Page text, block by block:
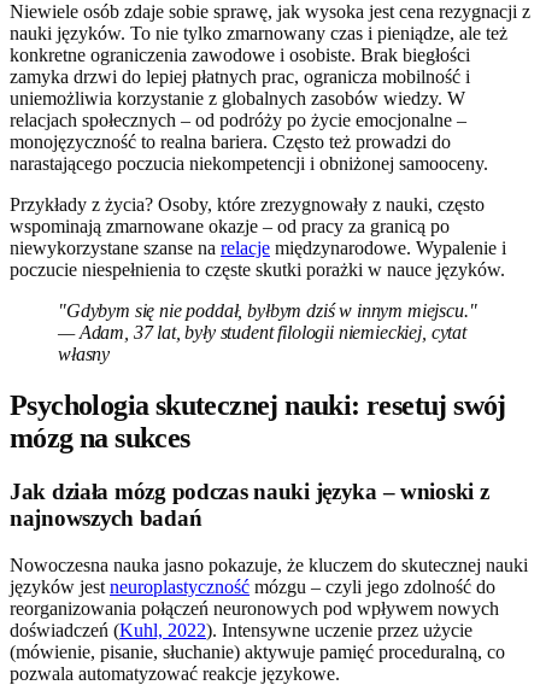
Niewiele osób zdaje sobie sprawę, jak wysoka jest cena rezygnacji z
nauki języków. To nie tylko zmarnowany czas i pieniądze, ale też
konkretne ograniczenia zawodowe i osobiste. Brak biegłości
zamyka drzwi do lepiej płatnych prac, ogranicza mobilność i
uniemożliwia korzystanie z globalnych zasobów wiedzy. W
relacjach społecznych – od podróży po życie emocjonalne –
monojęzyczność to realna bariera. Często też prowadzi do
narastającego poczucia niekompetencji i obniżonej samooceny.
Przykłady z życia? Osoby, które zrezygnowały z nauki, często
wspominają zmarnowane okazje – od pracy za granicą po
niewykorzystane szanse na relacje międzynarodowe. Wypalenie i
poczucie niespełnienia to częste skutki porażki w nauce języków.
"Gdybym się nie poddał, byłbym dziś w innym miejscu."
— Adam, 37 lat, były student filologii niemieckiej, cytat
własny
Psychologia skutecznej nauki: resetuj swój
mózg na sukces
Jak działa mózg podczas nauki języka – wnioski z
najnowszych badań
Nowoczesna nauka jasno pokazuje, że kluczem do skutecznej nauki
języków jest neuroplastyczność mózgu – czyli jego zdolność do
reorganizowania połączeń neuronowych pod wpływem nowych
doświadczeń (Kuhl, 2022). Intensywne uczenie przez użycie
(mówienie, pisanie, słuchanie) aktywuje pamięć proceduralną, co
pozwala automatyzować reakcje językowe.